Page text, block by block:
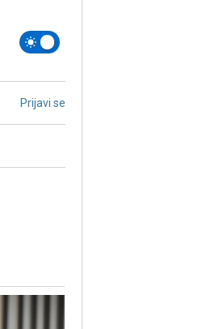
Prijavi se